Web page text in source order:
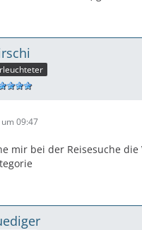
um 09:47
mir bei der Reisesuche